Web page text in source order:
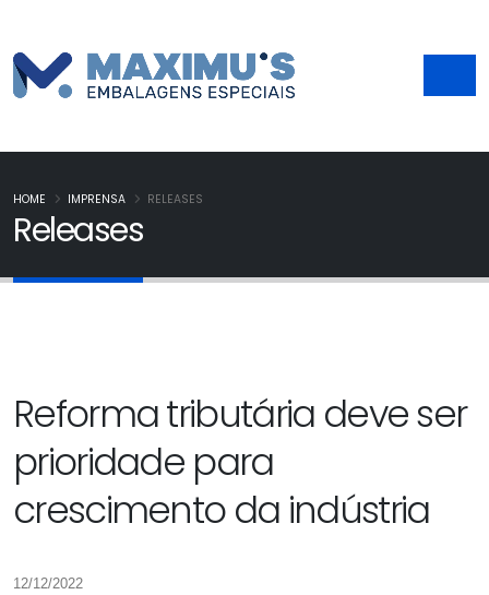
Releases
HOME IMPRENSA RELEASES
Reforma tributária deve ser
prioridade para
crescimento da indústria
12/12/2022